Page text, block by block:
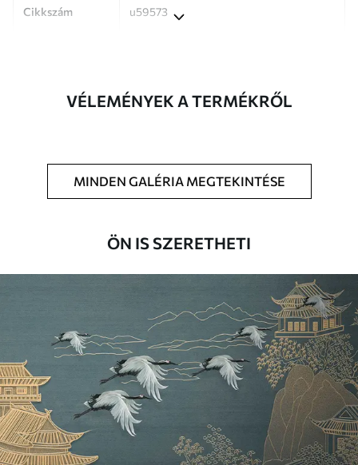
Cikkszám u59573
A tapéta puha szivaccsal óvatosan
tisztítható. A lakkozott tapéták vízzel
Zökkenőmentes alkalmazás
Standard
12500 Ft/m²
Prémium
158339499Ft
VÉLEMÉNYEK A TERMÉKRŐL
MINDEN GALÉRIA MEGTEKINTÉSE
ÖN IS SZERETHETI